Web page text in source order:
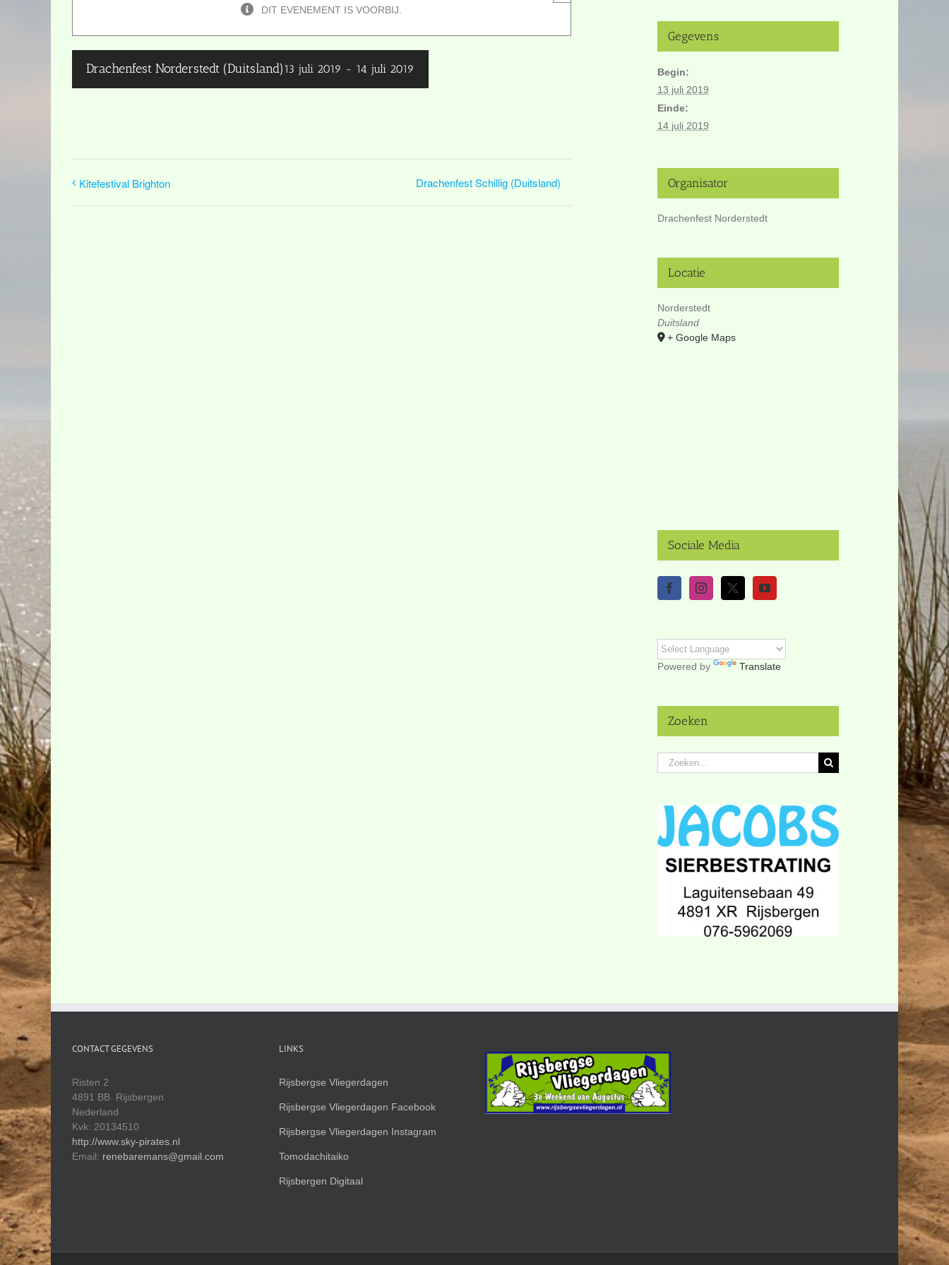
DIT EVENEMENT IS VOORBIJ.
Drachenfest Norderstedt (Duitsland)13 juli 2019 - 14 juli 2019
Kitefestival Brighton Drachenfest Schillig (Duitsland)
Gegevens
Begin:
13 juli 2019
Einde:
14 juli 2019
Organisator
Drachenfest Norderstedt
Locatie
Norderstedt
Duitsland
+ Google Maps
Sociale Media
Powered by Translate
Zoeken
Zoeken
naar:
CONTACT GEGEVENS
Risten 2
4891 BB Rijsbergen
Nederland
Kvk: 20134510
http://www.sky-pirates.nl
Email: renebaremans@gmail.com
LINKS
Rijsbergse Vliegerdagen
Rijsbergse Vliegerdagen Facebook
Rijsbergse Vliegerdagen Instagram
Tomodachitaiko
Rijsbergen Digitaal